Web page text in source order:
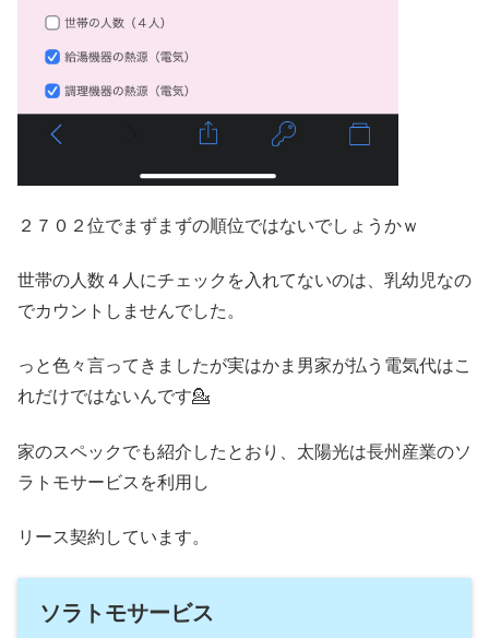
２７０２位でまずまずの順位ではないでしょうかｗ
世帯の人数４人にチェックを入れてないのは、乳幼児なの
でカウントしませんでした。
っと色々言ってきましたが実はかま男家が払う電気代はこ
れだけではないんです💁
家のスペックでも紹介したとおり、太陽光は長州産業のソ
ラトモサービスを利用し
リース契約しています。
ソラトモサービス